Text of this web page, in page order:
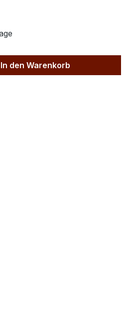
gewünschten Wert
In den Warenkorb